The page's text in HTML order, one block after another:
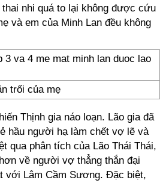
thai nhi quá to lại không được cứu
và em của Minh Lan đều không
trối của mẹ
Thịnh gia náo loạn. Lão gia đã
hầu người hạ làm chết vợ lẽ và
qua phân tích của Lão Thái Thái,
về người vợ thẳng thắn đại
với Lâm Cầm Sương. Đặc biệt,